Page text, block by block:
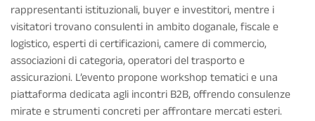
rappresentanti istituzionali, buyer e investitori, mentre i
visitatori trovano consulenti in ambito doganale, fiscale e
logistico, esperti di certificazioni, camere di commercio,
associazioni di categoria, operatori del trasporto e
assicurazioni. L’evento propone workshop tematici e una
piattaforma dedicata agli incontri B2B, offrendo consulenze
mirate e strumenti concreti per affrontare mercati esteri.